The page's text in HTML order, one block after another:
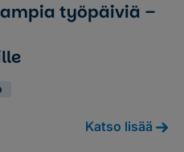
työpäiviä –
Katso lisää